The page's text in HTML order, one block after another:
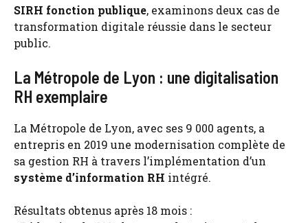
SIRH fonction publique, examinons deux cas de
transformation digitale réussie dans le secteur
public.
La Métropole de Lyon : une digitalisation
RH exemplaire
La Métropole de Lyon, avec ses 9 000 agents, a
entrepris en 2019 une modernisation complète de
sa gestion RH à travers l’implémentation d’un
système d’information RH intégré.
Résultats obtenus après 18 mois :